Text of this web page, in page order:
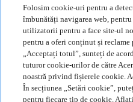
Durabilitate
Durabilitate
Responsabilitate socială a
Amprenta de carbon a
Project Humanity
Earthion
Folosim cookie-uri pentru a
îmbunătăți navigarea web,
utilizatorii pentru a face site-ul
pentru a oferi conținut și reclame
„Acceptați totul”, sunteți de
tuturor cookie-urilor de către
noastră privind fișierele cookie.
În secțiunea „Setări cookie”,
pentru fiecare tip de cookie.